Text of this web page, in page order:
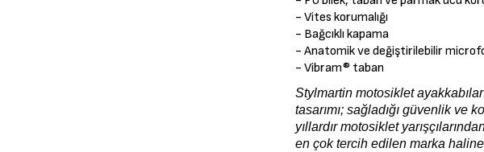
- Vites korumalığı
- Bağcıklı kapama
- Anatomik ve değiştirilebilir
- Vibram® taban
Stylmartin motosiklet
tasarımı; sağladığı güvenlik ve
yıllardır motosiklet
en çok tercih edilen marka